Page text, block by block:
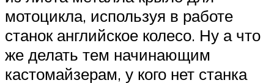
мотоцикла, используя в работе
станок английское колесо. Ну а что
же делать тем начинающим
кастомайзерам, у кого нет станка